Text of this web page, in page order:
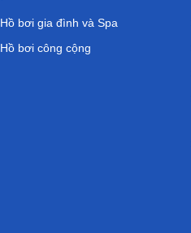
Hồ bơi gia đình và Spa
Hồ bơi công cộng